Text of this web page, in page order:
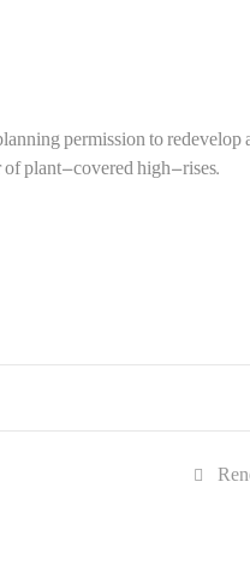
permission to redevelop
of plant-covered high-rises.